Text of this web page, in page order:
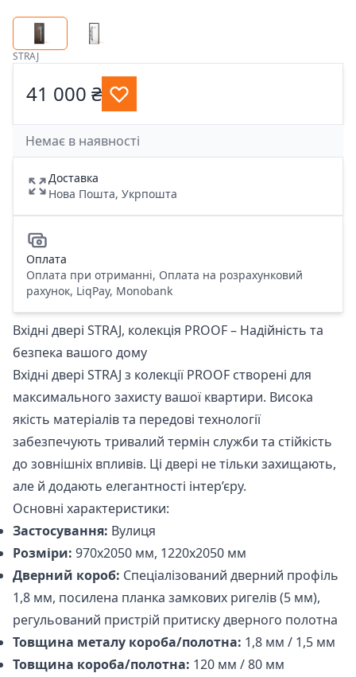
STRAJ
41 000 ₴
Немає в наявності
Доставка
Нова Пошта, Укрпошта
Оплата
Оплата при отриманні, Оплата на розрахунковий
рахунок, LiqPay, Monobank
Вхідні двері STRAJ, колекція PROOF – Надійність та
безпека вашого дому
Вхідні двері STRAJ з колекції PROOF створені для
максимального захисту вашої квартири. Висока
якість матеріалів та передові технології
забезпечують тривалий термін служби та стійкість
до зовнішніх впливів. Ці двері не тільки захищають,
але й додають елегантності інтер’єру.
Основні характеристики:
Застосування: Вулиця
Розміри: 970х2050 мм, 1220х2050 мм
Дверний короб: Спеціалізований дверний профіль
1,8 мм, посилена планка замкових ригелів (5 мм),
регульований пристрій притиску дверного полотна
Товщина металу короба/полотна: 1,8 мм / 1,5 мм
Товщина короба/полотна: 120 мм / 80 мм